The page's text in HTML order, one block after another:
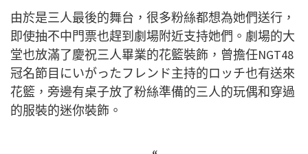
由於是三人最後的舞台，很多粉絲都想為她們送行，
即使抽不中門票也趕到劇場附近支持她們。劇場的大
堂也放滿了慶祝三人畢業的花籃裝飾，曾擔任NGT48
冠名節目にいがったフレンド主持的ロッチ也有送來
花籃，旁邊有桌子放了粉絲準備的三人的玩偶和穿過
的服裝的迷你裝飾。